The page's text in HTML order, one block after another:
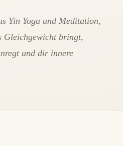
Yin Yoga und Meditation,
Gleichgewicht bringt,
und dir innere